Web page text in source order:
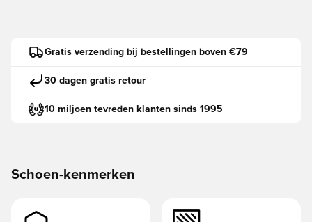
Gratis verzending bij bestellingen boven €79
30 dagen gratis retour
10 miljoen tevreden klanten sinds 1995
Schoen-kenmerken